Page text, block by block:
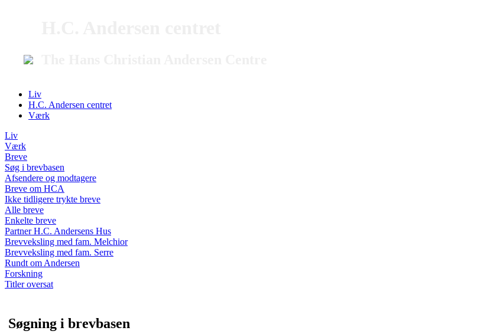
Liv
H.C. Andersen centret
Værk
Liv
Værk
Breve
Søg i brevbasen
Afsendere og modtagere
Breve om HCA
Ikke tidligere trykte breve
Alle breve
Enkelte breve
Partner H.C. Andersens Hus
Brevveksling med fam. Melchior
Brevveksling med fam. Serre
Rundt om Andersen
Forskning
Titler oversat
Søgning i brevbasen